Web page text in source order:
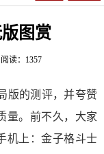
图赏
阅读：1357
版的测评，并夸赞
量。前不久，大家
机上：金子格斗士